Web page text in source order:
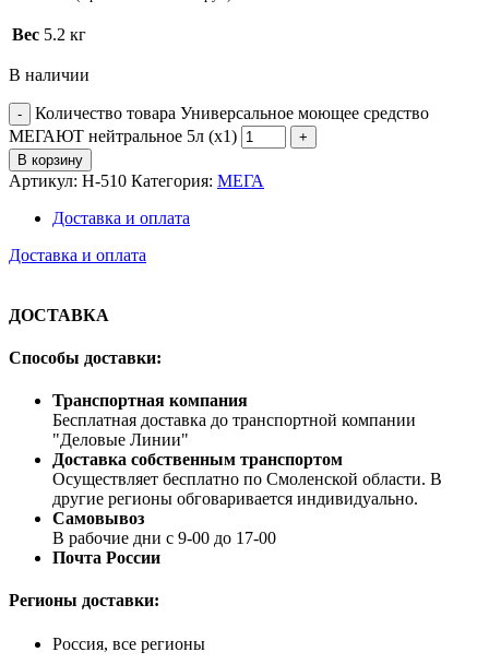
Вес 5.2 кг
В наличии
Количество товара Универсальное моющее средство
МЕГАЮТ нейтральное 5л (х1)
В корзину
Артикул: Н-510 Категория: МЕГА
Доставка и оплата
Доставка и оплата
ДОСТАВКА
Способы доставки:
Транспортная компания
Бесплатная доставка до транспортной компании
"Деловые Линии"
Доставка собственным транспортом
Осуществляет бесплатно по Смоленской области. В
другие регионы обговаривается индивидуально.
Самовывоз
В рабочие дни с 9-00 до 17-00
Почта России
Регионы доставки:
Россия, все регионы